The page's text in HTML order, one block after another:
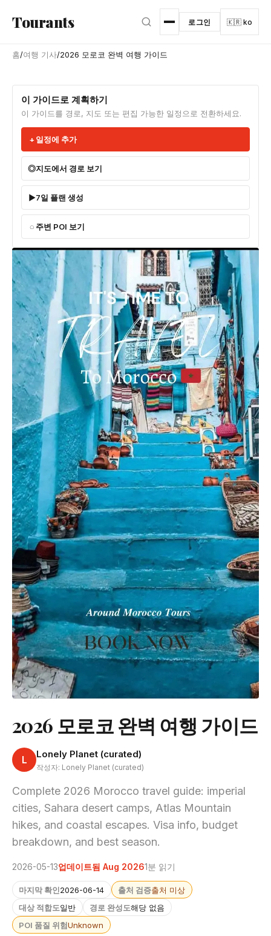
Tourants 로그인 🇰🇷 ko
홈/여행 기사/2026 모로코 완벽 여행 가이드
이 가이드로 계획하기
이 가이드를 경로, 지도 또는 편집 가능한 일정으로 전환하세요.
일정에 추가
지도에서 경로 보기
7일 플랜 생성
주변 POI 보기
2026 모로코 완벽 여행 가이드
L Lonely Planet (curated)
작성자: Lonely Planet (curated)
Complete 2026 Morocco travel guide: imperial
cities, Sahara desert camps, Atlas Mountain
hikes, and coastal escapes. Visa info, budget
breakdown, and best season.
2026-05-13업데이트됨 Aug 20261분 읽기
마지막 확인2026-06-14 출처 검증출처 미상
대상 적합도일반 경로 완성도해당 없음
POI 품질 위험Unknown